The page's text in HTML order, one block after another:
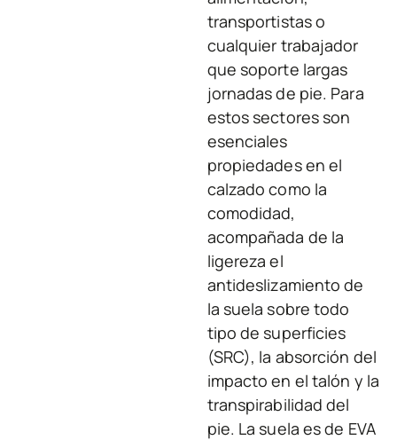
transportistas o
cualquier trabajador
que soporte largas
jornadas de pie. Para
estos sectores son
esenciales
propiedades en el
calzado como la
comodidad,
acompañada de la
ligereza el
antideslizamiento de
la suela sobre todo
tipo de superficies
(SRC), la absorción del
impacto en el talón y la
transpirabilidad del
pie. La suela es de EVA